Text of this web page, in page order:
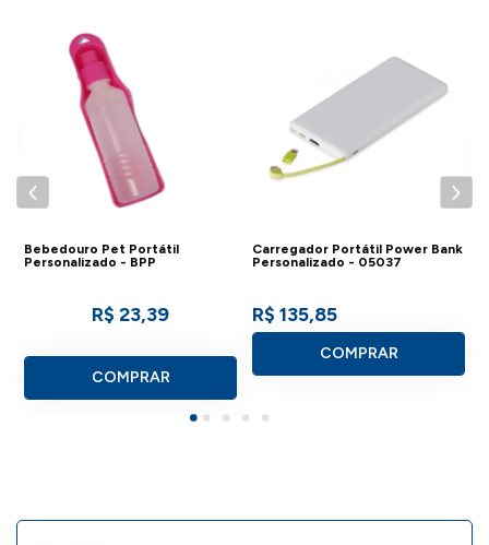
Bebedouro Pet Portátil
Personalizado - BPP
R$ 23,39
COMPRAR
Carregador Portátil Power Bank
Personalizado - 05037
R$ 135,85
COMPRAR